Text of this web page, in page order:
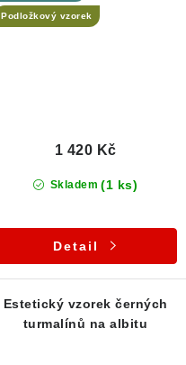
Podložkový vzorek
Skladem (1 ks)
1 420 Kč
Detail
Estetický vzorek černých
turmalínů na albitu